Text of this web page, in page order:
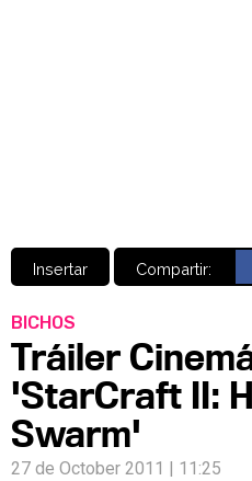
Insertar Compartir:
BICHOS
Tráiler
'StarCraft II:
Swarm'
27 de October 2011 | 11:25